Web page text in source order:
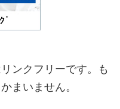
ンクフリーです。も
まいません。